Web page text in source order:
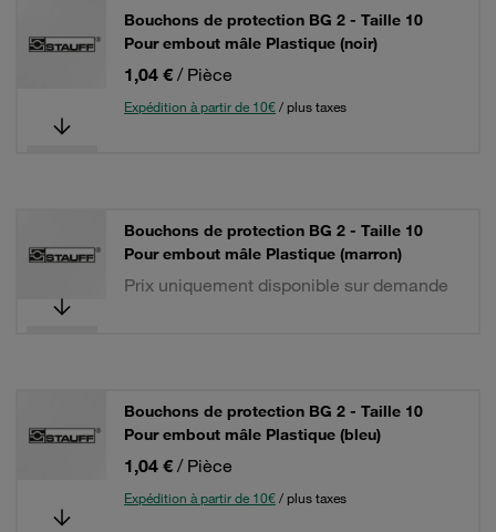
Bouchons de protection BG 2 - Taille 10
Pour embout mâle Plastique (noir)
1,04 € / Pièce
Expédition à partir de 10€/ plus taxes
Bouchons de protection BG 2 - Taille 10
Pour embout mâle Plastique (marron)
Prix uniquement disponible sur demande
Bouchons de protection BG 2 - Taille 10
Pour embout mâle Plastique (bleu)
1,04 € / Pièce
Expédition à partir de 10€/ plus taxes